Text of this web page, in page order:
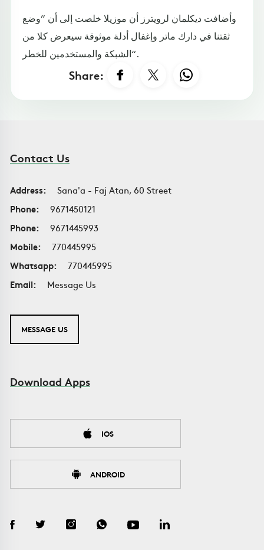
وأضافت ديكلمان لرويترز أن موزيلا خلصت إلى أن ”وضع
ثقتنا في دارك ماتر وإغفال أدلة موثوقة سيعرض كلا من
الشبكة والمستخدمين للخطر“.
Share:
Contact Us
Address:
Sana'a - Faj Atan, 60 Street
Phone:
9671450121
Phone:
9671445993
Mobile:
770445995
Whatsapp:
770445995
Email:
Message Us
MESSAGE US
Download Apps
IOS
ANDROID